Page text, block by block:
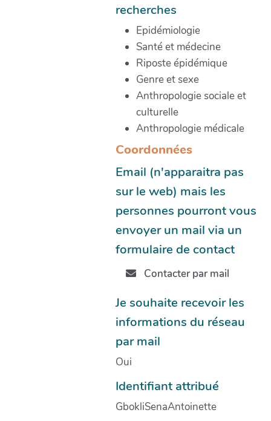
recherches
Epidémiologie
Santé et médecine
Riposte épidémique
Genre et sexe
Anthropologie sociale et
culturelle
Anthropologie médicale
Coordonnées
Email (n'apparaitra pas
sur le web) mais les
personnes pourront vous
envoyer un mail via un
formulaire de contact
Contacter par mail
Je souhaite recevoir les
informations du réseau
par mail
Oui
Identifiant attribué
GbokliSenaAntoinette